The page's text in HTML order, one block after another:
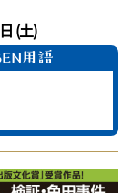
日 (土)